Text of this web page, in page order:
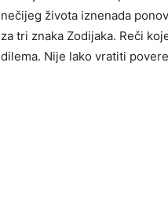
nečijeg života iznenada
za tri znaka Zodijaka. Reči
dilema. Nije lako vratiti